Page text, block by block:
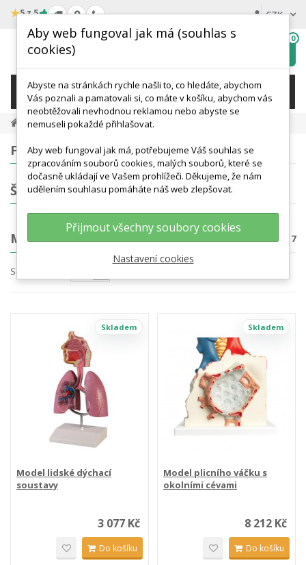
★5 z 5 CZK
wishlist
0
KATEGORIE
Anatomické Modely Modely Plic
FILTROVÁNÍ
ŠTÍTKY
MODELY PLIC Počet produktů: 17
Seřadit podle
Skladem
Model lidské dýchací
soustavy
3 077 Kč
Do košíku
Skladem
Model plicního váčku s
okolními cévami
8 212 Kč
Do košíku
Aby web fungoval jak má (souhlas s
cookies)
Abyste na stránkách rychle našli to, co hledáte, abychom
Vás poznali a pamatovali si, co máte v košíku, abychom vás
neobtěžovali nevhodnou reklamou nebo abyste se
nemuseli pokaždé přihlašovat.
Aby web fungoval jak má, potřebujeme Váš souhlas se
zpracováním souborů cookies, malých souborů, které se
dočasně ukládají ve Vašem prohlížeči. Děkujeme, že nám
udělením souhlasu pomáháte náš web zlepšovat.
Přijmout všechny soubory cookies
Nastavení cookies